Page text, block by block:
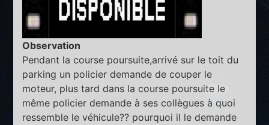
Observation
Pendant la course poursuite,arrivé sur le toit du
parking un policier demande de couper le
moteur, plus tard dans la course poursuite le
même policier demande à ses collègues à quoi
ressemble le véhicule?? pourquoi il le demande